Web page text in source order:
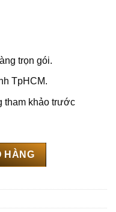
trọn gói.
TpHCM.
tham khảo trước
lượng
HÀNG